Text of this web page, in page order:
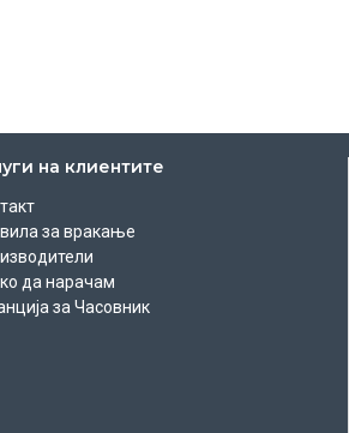
на клиентите
за вракање
да нарачам
за Часовник